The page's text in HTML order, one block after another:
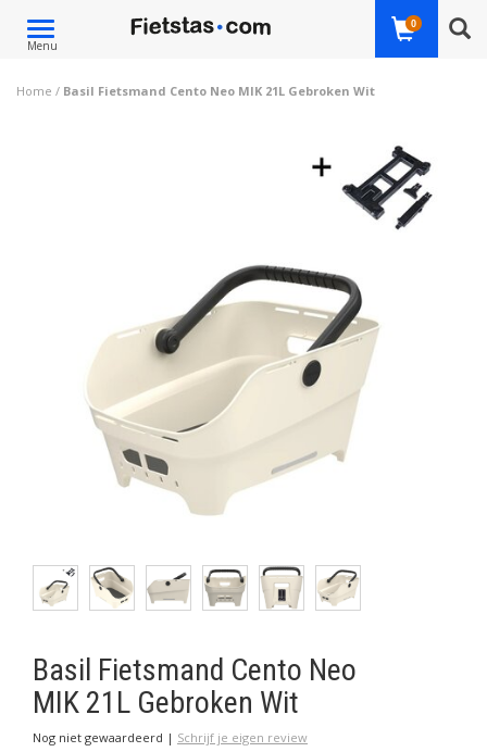
Toggle
navigation
Menu
0
Home / Basil Fietsmand Cento Neo MIK 21L Gebroken Wit
Basil Fietsmand Cento Neo
MIK 21L Gebroken Wit
Nog niet gewaardeerd | Schrijf je eigen review